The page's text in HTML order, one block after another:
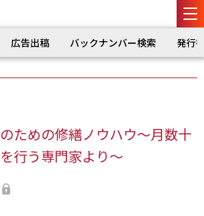
広告出稿 バックナンバー検索 発行
ための修繕ノウハウ～月数十
行う専門家より～